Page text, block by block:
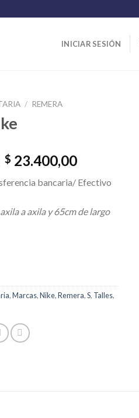
INICIAR SESIÓN
/ REMERA
El
original
$ 26.000,00.
$ 23.400,00El
actual
$
bancaria/ Efectivo
a axila y 65cm de largo
,Marcas,Nike,Remera,S, Talles,